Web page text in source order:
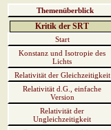
Themenüberblick
Kritik der SRT
Start
Konstanz und Isotropie des
Lichts
Relativität der Gleichzeitigkeit
Relativität d.G., einfache
Version
Relativität der
Ungleichzeitigkeit